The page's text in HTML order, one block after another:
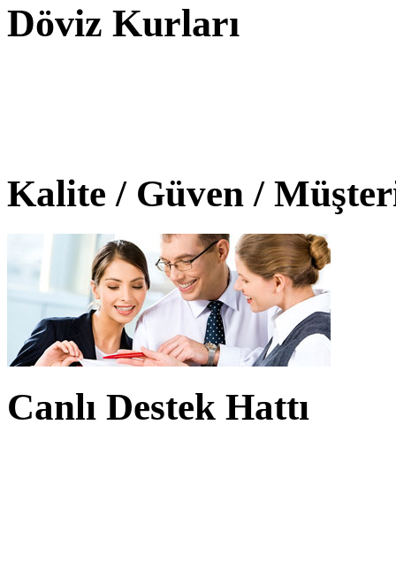
Döviz Kurları
Kalite / Güven /
Canlı Destek Hattı